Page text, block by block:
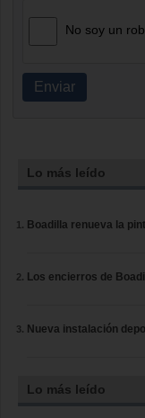
No soy un
Enviar
Lo más leído
Boadilla renueva la
Los encierros de
Nueva instalación
Lo más leído